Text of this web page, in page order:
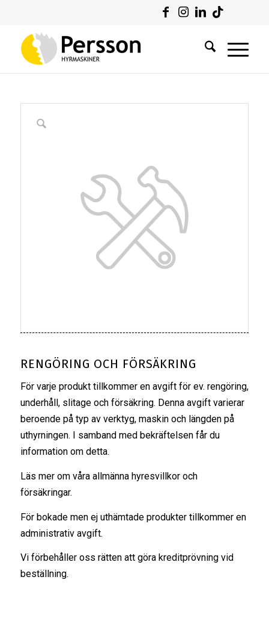
RENGÖRING OCH FÖRSÄKRING
För varje produkt tillkommer en avgift för ev. rengöring,
underhåll, slitage och försäkring. Denna avgift varierar
beroende på typ av verktyg, maskin och längden på
uthyrningen. I samband med bekräftelsen får du
information om detta.
Läs mer om våra allmänna hyresvillkoroch
försäkringar.
För bokade men ej uthämtade produkter tillkommer en
administrativ avgift.
Vi förbehåller oss rätten att göra kreditprövning vid
beställning.